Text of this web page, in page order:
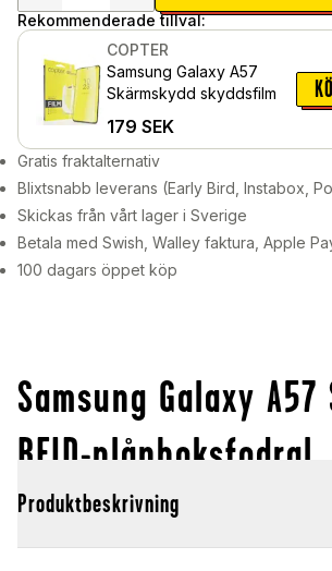
Rekommenderade tillval:
COPTER
Samsung Galaxy A57
Skärmskydd skyddsfilm
179 SEK
Gratis fraktalternativ
Blixtsnabb leverans (Early Bird, Instabox,
Skickas från vårt lager i Sverige
Betala med Swish, Walley faktura, Apple
100 dagars öppet köp
Samsung Galaxy
RFID-
Produktbeskrivning